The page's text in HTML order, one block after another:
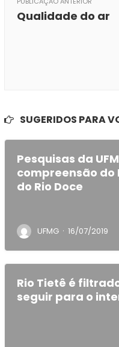
Qualidade do ar
SUGERIDOS PARA
Pesquisas da
compreensão do
do Rio Doce
UFMG · 16/07/2019
Rio Tietê é
seguir para o